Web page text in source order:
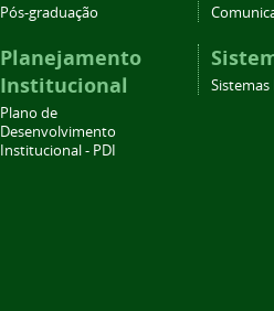
Pós-graduação
Planejamento
Institucional
Plano de
Desenvolvimento
Institucional - PDI